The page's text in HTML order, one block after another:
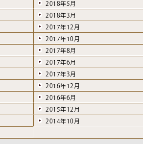
2018年5月
2018年3月
2017年12月
2017年10月
2017年8月
2017年6月
2017年3月
2016年12月
2016年6月
2015年12月
2014年10月